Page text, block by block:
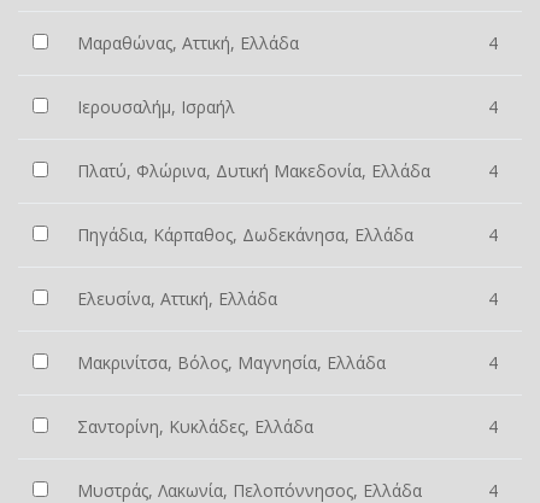
Μαραθώνας, Αττική, Ελλάδα 4
Ιερουσαλήμ, Ισραήλ 4
Πλατύ, Φλώρινα, Δυτική Μακεδονία, Ελλάδα 4
Πηγάδια, Κάρπαθος, Δωδεκάνησα, Ελλάδα 4
Ελευσίνα, Αττική, Ελλάδα 4
Μακρινίτσα, Βόλος, Μαγνησία, Ελλάδα 4
Σαντορίνη, Κυκλάδες, Ελλάδα 4
Μυστράς, Λακωνία, Πελοπόννησος, Ελλάδα 4